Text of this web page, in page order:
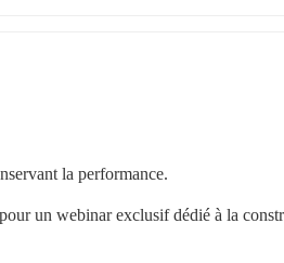
la performance.
un webinar exclusif dédié à la